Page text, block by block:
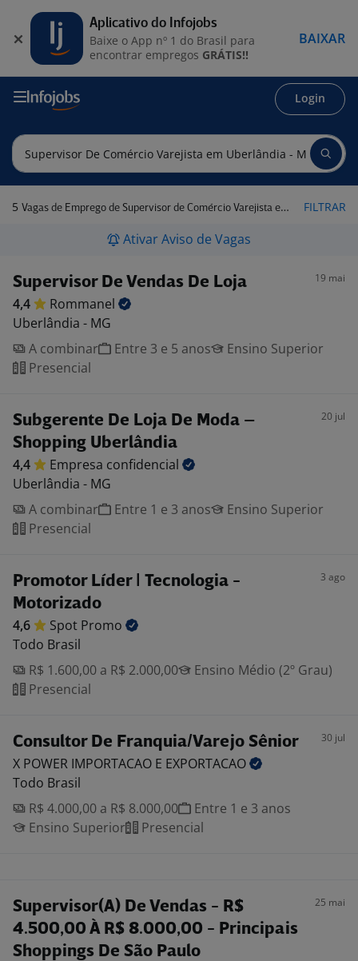
Login
5 Vagas de Emprego de Supervisor de Comércio Varejista em Uberlândia - MG FILTRAR
Ativar Aviso de Vagas
Supervisor De Vendas De Loja 19 mai
4,4
Rommanel
Uberlândia - MG
A combinar
Entre 3 e 5 anos
Ensino Superior
Presencial
Subgerente De Loja De Moda –
Shopping Uberlândia
20 jul
4,4 Empresa confidencial
Uberlândia - MG
A combinar
Entre 1 e 3 anos
Ensino Superior
Presencial
Promotor Líder | Tecnologia -
Motorizado
3 ago
4,6 Spot Promo
Todo Brasil
R$ 1.600,00 a R$ 2.000,00
Ensino Médio (2º Grau)
Presencial
Consultor De Franquia/Varejo Sênior 30 jul
X POWER IMPORTACAO E EXPORTACAO
Todo Brasil
R$ 4.000,00 a R$ 8.000,00
Entre 1 e 3 anos
Ensino Superior
Presencial
Supervisor(A) De Vendas - R$
4.500,00 À R$ 8.000,00 - Principais
Shoppings De São Paulo
25 mai
Aplicativo do Infojobs
Baixe o App nº 1 do Brasil para
encontrar empregos GRÁTIS!!
BAIXAR